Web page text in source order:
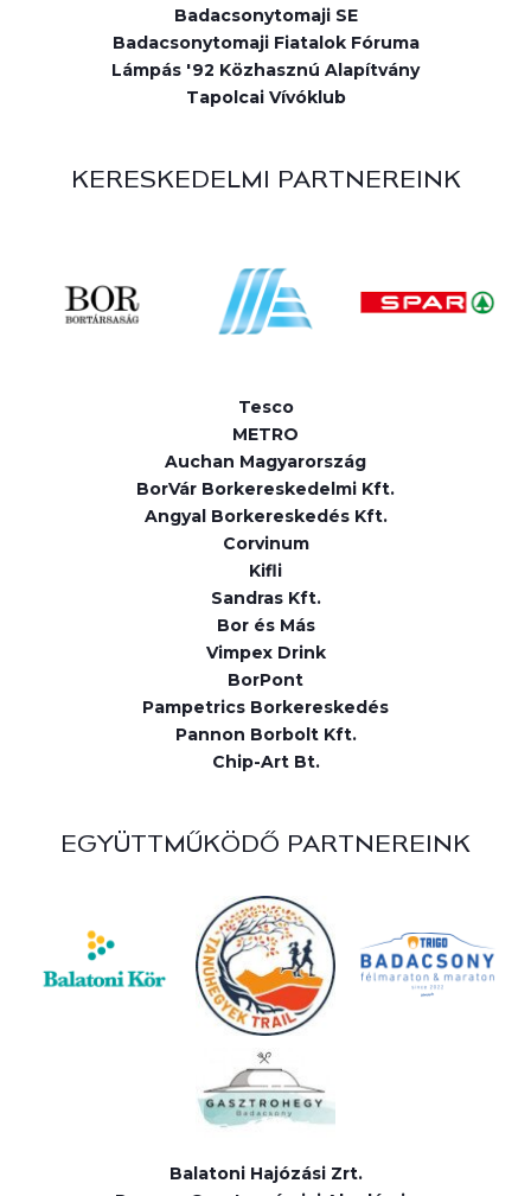
Badacsonytomaji SE
Badacsonytomaji Fiatalok Fóruma
Lámpás '92 Közhasznú Alapítvány
Tapolcai Vívóklub
KERESKEDELMI PARTNEREINK
Tesco
METRO
Auchan Magyarország
BorVár Borkereskedelmi Kft.
Angyal Borkereskedés Kft.
Corvinum
Kifli
Sandras Kft.
Bor és Más
Vimpex Drink
BorPont
Pampetrics Borkereskedés
Pannon Borbolt Kft.
Chip-Art Bt.
EGYÜTTMŰKÖDŐ PARTNEREINK
Balatoni Hajózási Zrt.